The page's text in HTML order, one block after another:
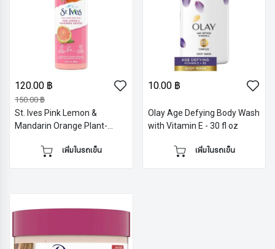
120.00 ฿
150.00 ฿
St. Ives Pink Lemon &
Mandarin Orange Plant-
Soap - 22 fl ozเพิ่มในรถเข็น
10.00 ฿
Olay Age Defying Body Wash
with Vitamin E - 30 fl oz
เพิ่มในรถเข็น